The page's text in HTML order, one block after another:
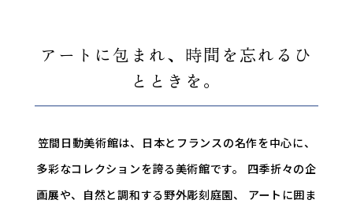
アートに包まれ、時間を忘れるひ
とときを。
笠間日動美術館は、日本とフランスの名作を中心に、
多彩なコレクションを誇る美術館です。
四季折々の企
画展や、自然と調和する野外彫刻庭園、
アートに囲ま